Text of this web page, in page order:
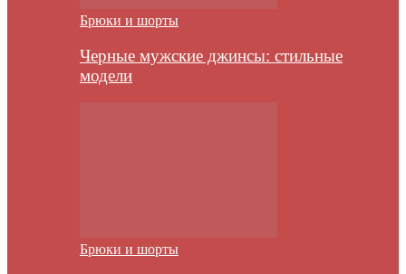
Брюки и шорты
Черные мужские джинсы: стильные
модели
Брюки и шорты